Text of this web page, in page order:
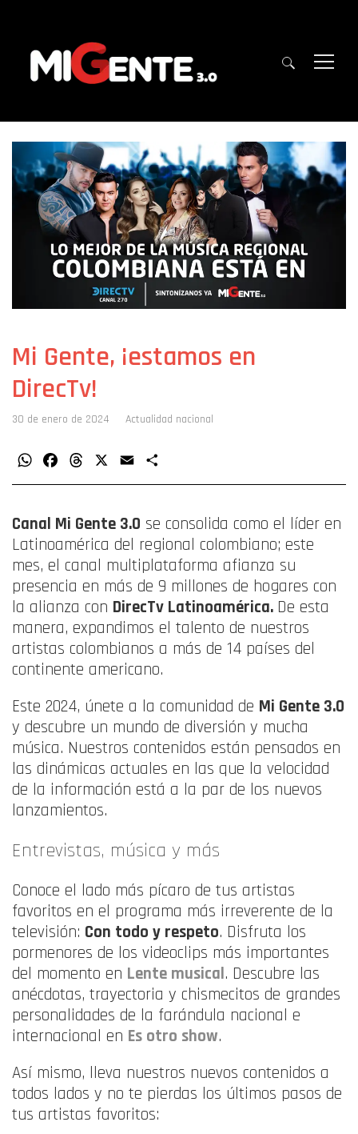
Mi Gente, ¡estamos en
DirecTv!
30 de enero de 2024 Actualidad nacional
WhatsAppFacebookThreads Email
Canal Mi Gente 3.0 se consolida como el líder en
Latinoamérica del regional colombiano; este
mes, el canal multiplataforma afianza su
presencia en más de 9 millones de hogares con
la alianza con DirecTv Latinoamérica. De esta
manera, expandimos el talento de nuestros
artistas colombianos a más de 14 países del
continente americano.
Este 2024, únete a la comunidad de Mi Gente 3.0
y descubre un mundo de diversión y mucha
música. Nuestros contenidos están pensados en
las dinámicas actuales en las que la velocidad
de la información está a la par de los nuevos
lanzamientos.
Entrevistas, música y más
Conoce el lado más pícaro de tus artistas
favoritos en el programa más irreverente de la
televisión: Con todo y respeto. Disfruta los
pormenores de los videoclips más importantes
del momento en Lente musical. Descubre las
anécdotas, trayectoria y chismecitos de grandes
personalidades de la farándula nacional e
internacional en Es otro show.
Así mismo, lleva nuestros nuevos contenidos a
todos lados y no te pierdas los últimos pasos de
tus artistas favoritos: